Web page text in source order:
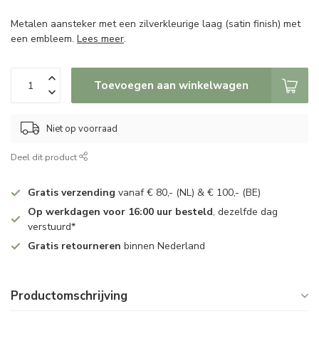
Metalen aansteker met een zilverkleurige laag (satin finish) met
een embleem. Lees meer.
Toevoegen aan winkelwagen
Niet op voorraad
Deel dit product
Gratis verzending vanaf € 80,- (NL) & € 100,- (BE)
Op werkdagen voor 16:00 uur besteld, dezelfde dag
verstuurd*
Gratis retourneren binnen Nederland
Productomschrijving